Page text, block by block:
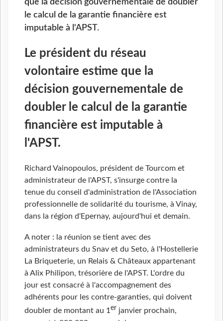
que la décision gouvernementale de doubler
le calcul de la garantie financière est
imputable à l'APST.
Le président du réseau
volontaire estime que la
décision gouvernementale de
doubler le calcul de la garantie
financière est imputable à
l'APST.
Richard Vainopoulos, président de Tourcom et
administrateur de l'APST, s'insurge contre la
tenue du conseil d'administration de l'Association
professionnelle de solidarité du tourisme, à Vinay,
dans la région d'Epernay, aujourd'hui et demain.
A noter : la réunion se tient avec des
administrateurs du Snav et du Seto, à l'Hostellerie
La Briqueterie, un Relais & Châteaux appartenant
à Alix Philipon, trésorière de l'APST. L'ordre du
jour est consacré à l'accompagnement des
adhérents pour les contre-garanties, qui doivent
doubler de montant au 1er janvier prochain,